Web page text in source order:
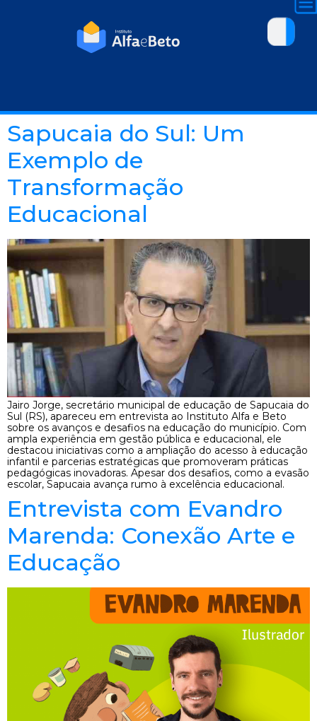
Sapucaia do Sul: Um
Exemplo de
Transformação
Educacional
Jairo Jorge, secretário municipal de educação de Sapucaia do
Sul (RS), apareceu em entrevista ao Instituto Alfa e Beto
sobre os avanços e desafios na educação do município. Com
ampla experiência em gestão pública e educacional, ele
destacou iniciativas como a ampliação do acesso à educação
infantil e parcerias estratégicas que promoveram práticas
pedagógicas inovadoras. Apesar dos desafios, como a evasão
escolar, Sapucaia avança rumo à excelência educacional.
Entrevista com Evandro
Marenda: Conexão Arte e
Educação